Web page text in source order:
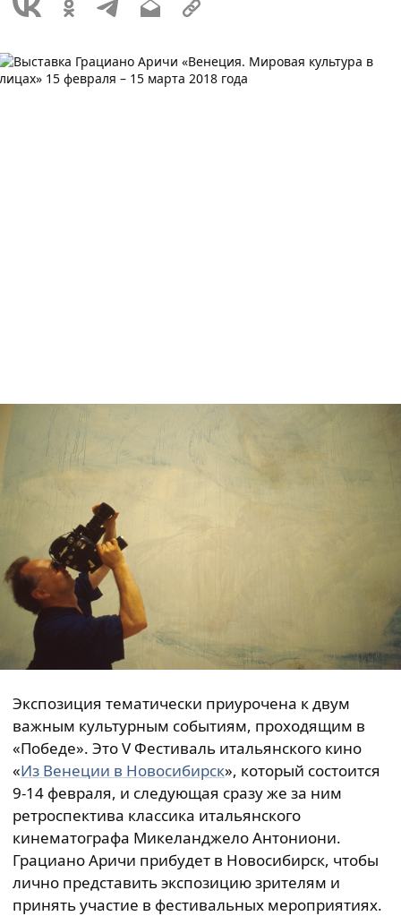
Экспозиция тематически приурочена к двум
важным культурным событиям, проходящим в
«Победе». Это V Фестиваль итальянского кино
«Из Венеции в Новосибирск», который состоится
9-14 февраля, и следующая сразу же за ним
ретроспектива классика итальянского
кинематографа Микеланджело Антониони.
Грациано Аричи прибудет в Новосибирск, чтобы
лично представить экспозицию зрителям и
принять участие в фестивальных мероприятиях.